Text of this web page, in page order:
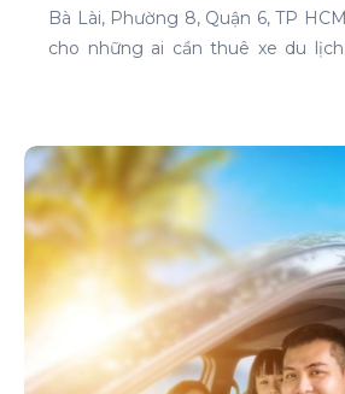
Bà Lài, Phường 8, Quận 6, TP
cho những ai cần thuê xe du